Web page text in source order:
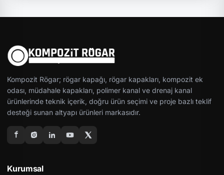
Kompozit Rögar; rögar kapağı, rögar kapakları, kompozit ek
odası, müdahale kapakları, polimer kanal ve drenaj kanal
ürünlerinde teknik içerik, doğru ürün seçimi ve proje bazlı teklif
desteği sunan altyapı ürünleri markasıdır.
Kurumsal